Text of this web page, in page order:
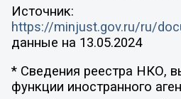
Источник:
https://minjust.gov.ru/ru/
данные на 13.05.2024
* Сведения реестра НКО,
функции иностранного